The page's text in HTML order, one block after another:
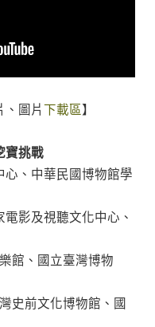
、圖片 下載區】
寶挑戰
心、中華民國博物館學
影及視聽文化中心、
、國立臺灣博物
前文化博物館、國